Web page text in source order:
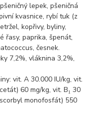
lepek, pšeničná
kvasnice, rybí tuk (z
kopřivy, byliny,
řasy, paprika, špenát,
česnek.
7,2%, vláknina 3,2%,
vit. A 30.000 IU/kg, vit.
60 mg/kg, vit. B1 30
monofosfát) 550